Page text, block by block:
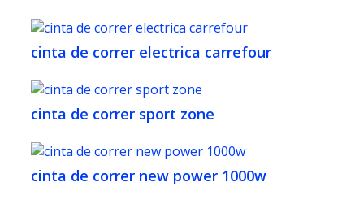
cinta de correr electrica carrefour
cinta de correr sport zone
cinta de correr new power 1000w